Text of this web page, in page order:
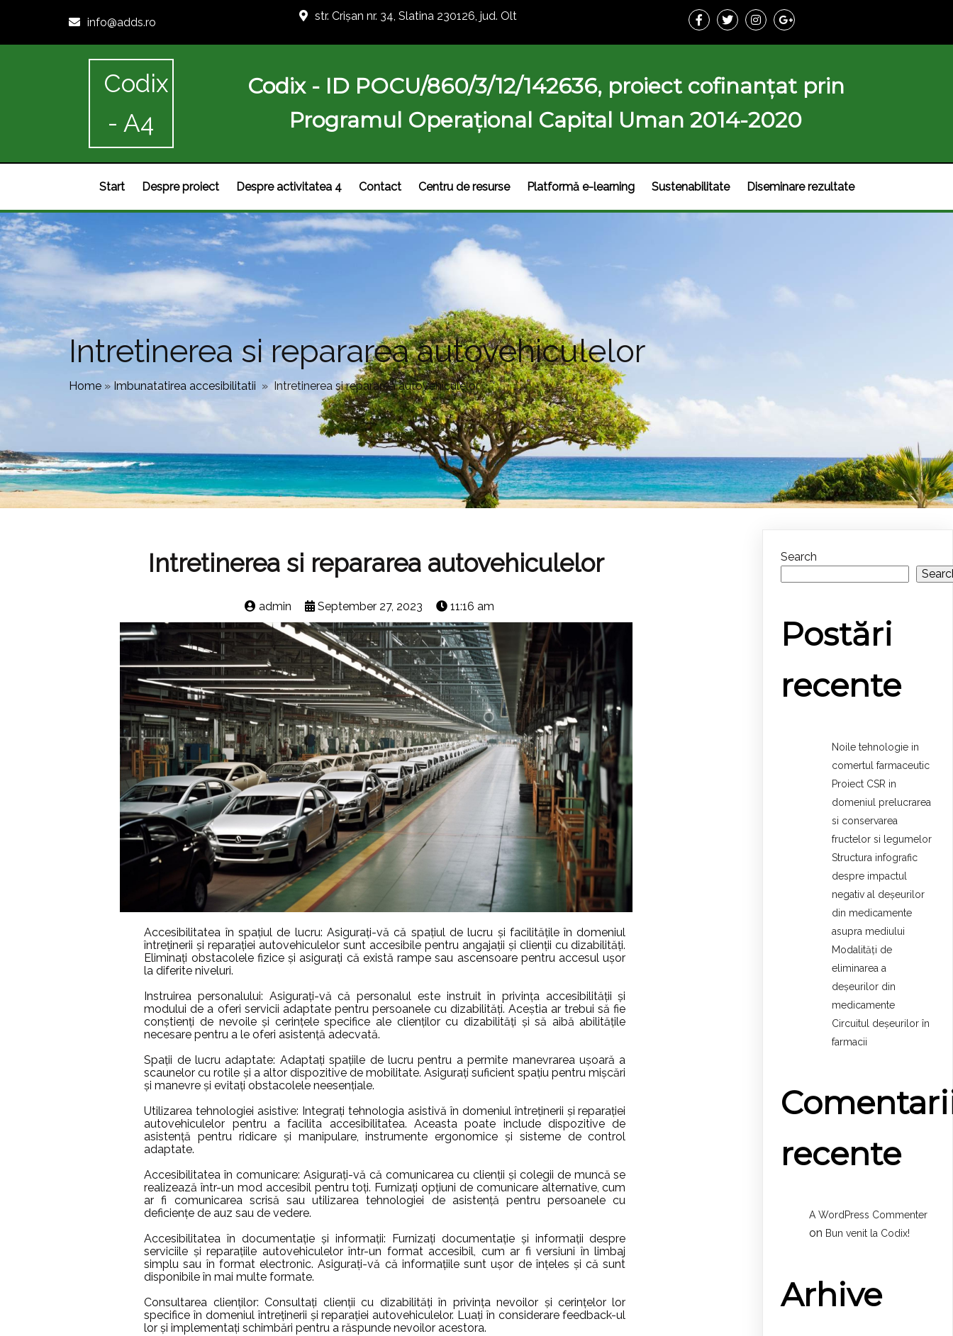
info@adds.ro str. Crișan nr. 34, Slatina 230126, jud. Olt
Codix
- A4
Codix - ID POCU/860/3/12/142636, proiect cofinanțat prin
Programul Operațional Capital Uman 2014-2020
Start Despre proiect Despre activitatea 4 Contact Centru de resurse Platformă e-learning Sustenabilitate Diseminare rezultate
Intretinerea si repararea autovehiculelor
Home » Imbunatatirea accesibilitatii » Intretinerea si repararea autovehiculelor
Intretinerea si repararea autovehiculelor
admin September 27, 2023 11:16 am
Accesibilitatea în spațiul de lucru: Asigurați-vă că spațiul de lucru și facilitățile în domeniul
întreținerii și reparației autovehiculelor sunt accesibile pentru angajații și clienții cu dizabilități.
Eliminați obstacolele fizice și asigurați că există rampe sau ascensoare pentru accesul ușor
la diferite niveluri.
Instruirea personalului: Asigurați-vă că personalul este instruit în privința accesibilității și
modului de a oferi servicii adaptate pentru persoanele cu dizabilități. Aceștia ar trebui să fie
conștienți de nevoile și cerințele specifice ale clienților cu dizabilități și să aibă abilitățile
necesare pentru a le oferi asistență adecvată.
Spații de lucru adaptate: Adaptați spațiile de lucru pentru a permite manevrarea ușoară a
scaunelor cu rotile și a altor dispozitive de mobilitate. Asigurați suficient spațiu pentru mișcări
și manevre și evitați obstacolele neesențiale.
Utilizarea tehnologiei asistive: Integrați tehnologia asistivă în domeniul întreținerii și reparației
autovehiculelor pentru a facilita accesibilitatea. Aceasta poate include dispozitive de
asistență pentru ridicare și manipulare, instrumente ergonomice și sisteme de control
adaptate.
Accesibilitatea în comunicare: Asigurați-vă că comunicarea cu clienții și colegii de muncă se
realizează într-un mod accesibil pentru toți. Furnizați opțiuni de comunicare alternative, cum
ar fi comunicarea scrisă sau utilizarea tehnologiei de asistență pentru persoanele cu
deficiențe de auz sau de vedere.
Accesibilitatea în documentație și informații: Furnizați documentație și informații despre
serviciile și reparațiile autovehiculelor într-un format accesibil, cum ar fi versiuni în limbaj
simplu sau în format electronic. Asigurați-vă că informațiile sunt ușor de înțeles și că sunt
disponibile în mai multe formate.
Consultarea clienților: Consultați clienții cu dizabilități în privința nevoilor și cerințelor lor
specifice în domeniul întreținerii și reparației autovehiculelor. Luați în considerare feedback-ul
lor și implementați schimbări pentru a răspunde nevoilor acestora.
Search
Postări
recente
Noile tehnologie in
comertul farmaceutic
Proiect CSR in
domeniul prelucrarea
si conservarea
fructelor si legumelor
Structura infografic
despre impactul
negativ al deșeurilor
din medicamente
asupra mediului
Modalități de
eliminarea a
deșeurilor din
medicamente
Circuitul deșeurilor în
farmacii
recente
A WordPress Commenter
on Bun venit la Codix!
Arhive